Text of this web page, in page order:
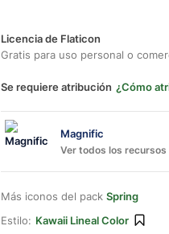
Licencia de Flaticon
Gratis para uso personal o
Se requiere atribución ¿Cómo
Magnific
Ver todos los
Más iconos del pack Spring
Estilo: Kawaii Lineal Color